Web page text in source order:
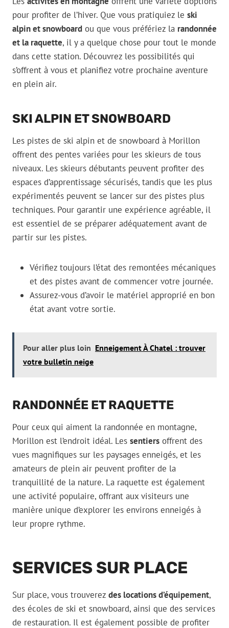
pour profiter de l’hiver. Que vous pratiquiez le ski
alpin et snowboard ou que vous préfériez la randonnée
et la raquette, il y a quelque chose pour tout le monde
dans cette station. Découvrez les possibilités qui
s’offrent à vous et planifiez votre prochaine aventure
en plein air.
SKI ALPIN ET SNOWBOARD
Les pistes de ski alpin et de snowboard à Morillon
offrent des pentes variées pour les skieurs de tous
niveaux. Les skieurs débutants peuvent profiter des
espaces d’apprentissage sécurisés, tandis que les plus
expérimentés peuvent se lancer sur des pistes plus
techniques. Pour garantir une expérience agréable, il
est essentiel de se préparer adéquatement avant de
partir sur les pistes.
Vérifiez toujours l’état des remontées mécaniques
et des pistes avant de commencer votre journée.
Assurez-vous d’avoir le matériel approprié en bon
état avant votre sortie.
Pour aller plus loin Enneigement À Chatel : trouver
votre bulletin neige
RANDONNÉE ET RAQUETTE
Pour ceux qui aiment la randonnée en montagne,
Morillon est l’endroit idéal. Les sentiers offrent des
vues magnifiques sur les paysages enneigés, et les
amateurs de plein air peuvent profiter de la
tranquillité de la nature. La raquette est également
une activité populaire, offrant aux visiteurs une
manière unique d’explorer les environs enneigés à
leur propre rythme.
SERVICES SUR PLACE
Sur place, vous trouverez des locations d’équipement,
des écoles de ski et snowboard, ainsi que des services
de restauration. Il est également possible de profiter